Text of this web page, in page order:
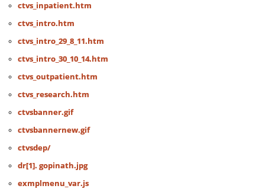
ctvs_inpatient.htm
ctvs_intro.htm
ctvs_intro_29_8_11.htm
ctvs_intro_30_10_14.htm
ctvs_outpatient.htm
ctvs_research.htm
ctvsbanner.gif
ctvsbannernew.gif
ctvsdep/
dr[1]. gopinath.jpg
exmplmenu_var.js